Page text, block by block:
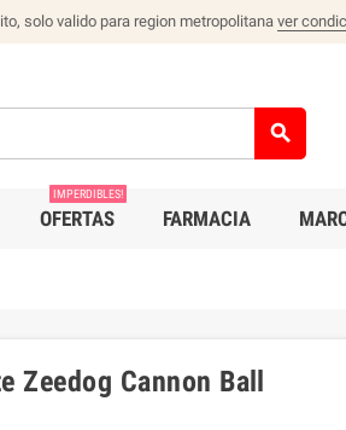
solo valido para region metropolitana ver
search
OFERTAS
IMPERDIBLES!
FARMACIA
Zeedog Cannon Ball